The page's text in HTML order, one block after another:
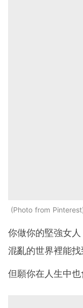
Photo from Pinterest
你做你的堅強女
混亂的世界裡能找
但願你在人生中也